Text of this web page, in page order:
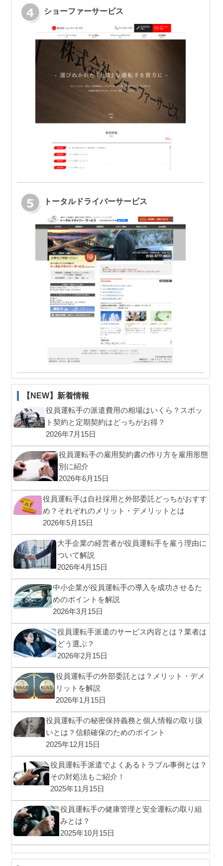
ショーファーサービス
トータルドライバーサービス
【NEW】新着情報
役員運転手の派遣費用の相場はいくら？スポッ
ト契約と定期契約はどっちがお得？
2026年7月15日
役員運転手の雇用契約書の作り方を雇用形態
別に紹介
2026年6月15日
役員運転手は自社採用と外部委託どっちがおすす
め？それぞれのメリット・デメリットとは
2026年5月15日
大手企業の経営者が役員運転手を雇う理由に
ついて解説
2026年4月15日
中小企業が役員運転手の導入を成功させるた
めのポイントを解説
2026年3月15日
役員運転手派遣のサービス内容とは？業者は
どう選ぶ？
2026年2月15日
役員運転手の外部委託とは？メリット・デメ
リットを解説
2026年1月15日
役員運転手の秘密保持義務と個人情報の取り扱
いとは？信頼確保のためのポイント
2025年12月15日
役員運転手派遣でよくあるトラブル事例とは？
その対処法もご紹介！
2025年11月15日
役員運転手の健康管理と安全運転の取り組
みとは？
2025年10月15日